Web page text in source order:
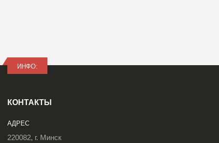
ИНФО:
КОНТАКТЫ
АДРЕС
220082, г. Минск